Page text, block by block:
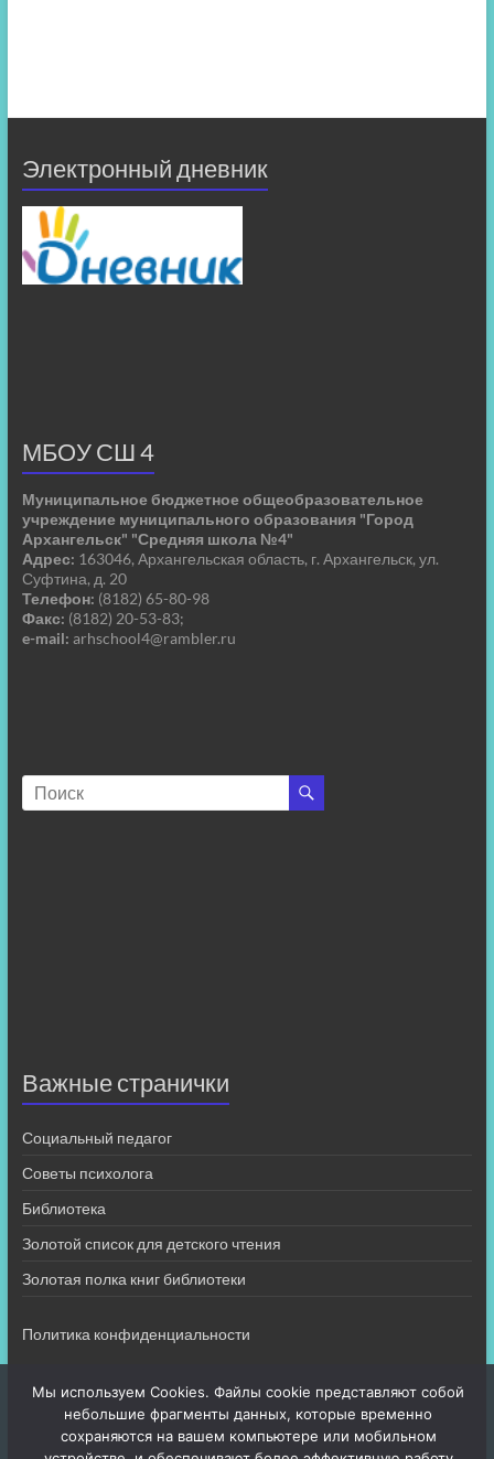
Электронный дневник
МБОУ СШ 4
Муниципальное бюджетное общеобразовательное
учреждение муниципального образования "Город
Архангельск" "Средняя школа №4"
Адрес: 163046, Архангельская область, г. Архангельск, ул.
Суфтина, д. 20
Телефон: (8182) 65-80-98
Факс: (8182) 20-53-83;
e-mail: arhschool4@rambler.ru
Важные странички
Социальный педагог
Советы психолога
Библиотека
Золотой список для детского чтения
Золотая полка книг библиотеки
Политика конфиденциальности
Мы используем Cookies. Файлы cookie представляют собой
небольшие фрагменты данных, которые временно
сохраняются на вашем компьютере или мобильном